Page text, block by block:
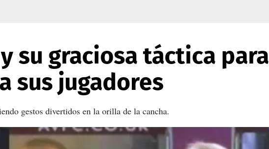
y su graciosa táctica para
sus jugadores
gestos divertidos en la orilla de la cancha.